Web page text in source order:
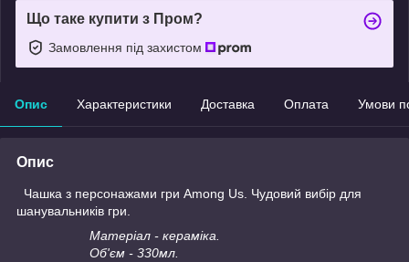
Що таке купити з Пром?
Замовлення під захистом
Опис Характеристики Доставка Оплата Умови
Опис
Чашка з персонажами гри Among Us. Чудовий вибір для
шанувальників гри.
Матеріал - кераміка.
Об'єм - 330мл.